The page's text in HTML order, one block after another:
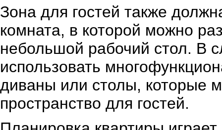
Зона для гостей также
комната, в которой можно
небольшой рабочий стол. В
использовать
диваны или столы, которые
пространство для гостей.